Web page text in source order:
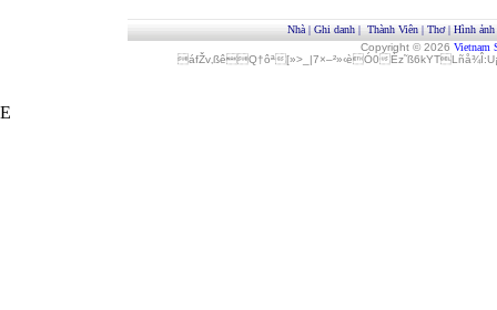
Nhà | Ghi danh | Thành Viên | Thơ| Hình ảnh
Copyright © 2026 Vietnam
áfŽv‚ßêQ†ôª[»>_|7×–²»‹èÓ0
E